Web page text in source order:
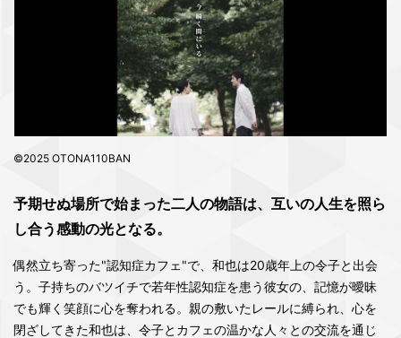
©2025 OTONA110BAN
予期せぬ場所で始まった二人の物語は、互いの人生を照ら
し合う感動の光となる。
偶然立ち寄った"認知症カフェ"で、和也は20歳年上の令子と出会
う。子持ちのバツイチで若年性認知症を患う彼女の、記憶が曖昧
でも輝く笑顔に心を奪われる。親の敷いたレールに縛られ、心を
閉ざしてきた和也は、令子とカフェの温かな人々との交流を通じ